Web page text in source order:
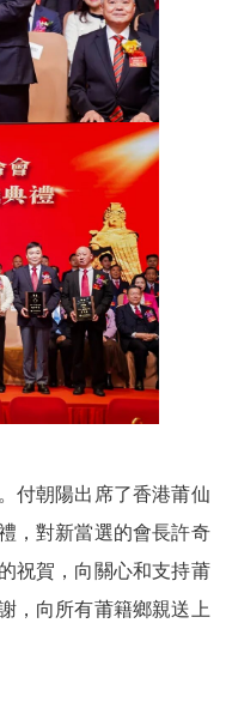
付朝陽出席了香港莆仙
，對新當選的會長許奇
祝賀，向關心和支持莆
，向所有莆籍鄉親送上